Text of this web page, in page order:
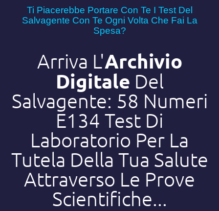
Ti Piacerebbe Portare Con Te I Test Del
Salvagente Con Te Ogni Volta Che Fai La
Spesa?
Arriva L'Archivio
Digitale Del
Salvagente: 58 Numeri
E134 Test Di
Laboratorio Per La
Tutela Della Tua Salute
Attraverso Le Prove
Scientifiche...